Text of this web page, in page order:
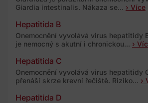
Giardia intestinalis. Nákaza se... › Více
Hepatitida B
Onemocnění vyvolává virus hepatitidy
je nemocný s akutní i chronickou... ›
Hepatitida C
Onemocnění vyvolává virus hepatitidy
přenáší skrze krevní řečiště. Riziko... ›
Hepatitida D